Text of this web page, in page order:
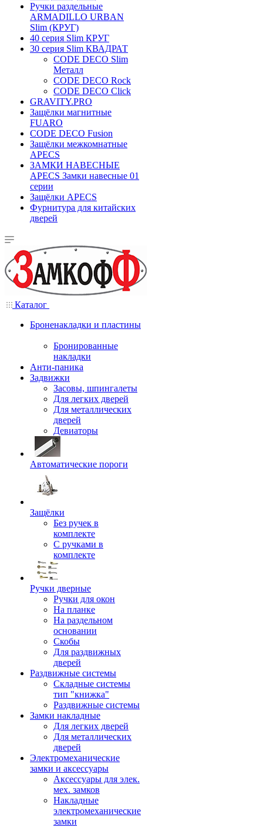
Ручки раздельные
ARMADILLO URBAN
Slim (КРУГ)
40 серия Slim КРУГ
30 серия Slim КВАДРАТ
CODE DECO Slim
Металл
CODE DECO Rock
CODE DECO Click
GRAVITY.PRO
Защёлки магнитные
FUARO
CODE DECO Fusion
Защёлки межкомнатные
APECS
ЗАМКИ НАВЕСНЫЕ
APECS Замки навесные 01
серии
Защёлки APECS
Фурнитура для китайских
дверей
Каталог
Броненакладки и пластины
Бронированные
накладки
Анти-паника
Задвижки
Засовы, шпингалеты
Для легких дверей
Для металлических
дверей
Девиаторы
Автоматические пороги
Защёлки
Без ручек в
комплекте
С ручками в
комплекте
Ручки дверные
Ручки для окон
На планке
На раздельном
основании
Скобы
Для раздвижных
дверей
Раздвижные системы
Складные системы
тип "книжка"
Раздвижные системы
Замки накладные
Для легких дверей
Для металлических
дверей
Электромеханические
замки и аксессуары
Аксессуары для элек.
мех. замков
Накладные
электромеханические
замки